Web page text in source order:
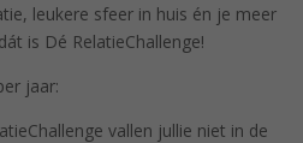
leukere sfeer in huis én je meer
is Dé RelatieChallenge!
jaar:
vallen jullie niet in de